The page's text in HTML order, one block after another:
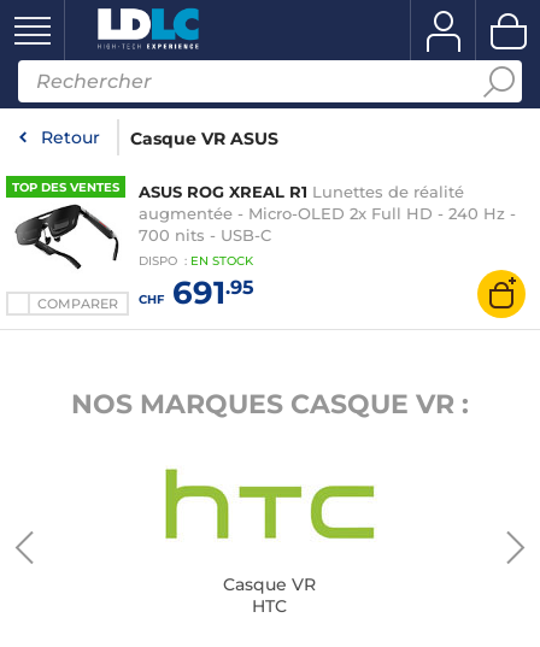
Retour Casque VR ASUS
TOP DES VENTES
COMPARER
ASUS ROG XREAL R1 Lunettes de réalité
augmentée - Micro-OLED 2x Full HD - 240 Hz -
700 nits - USB-C
DISPO : EN STOCK
CHF691.95
NOS MARQUES CASQUE VR :
Casque VR
HTC